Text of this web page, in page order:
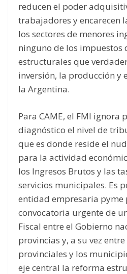
reducen el poder
trabajadores y encarecen
los sectores de menores
ninguno de los impuestos
estructurales que
inversión, la producción y
la Argentina.
Para CAME, el FMI ignora
diagnóstico el nivel de
que es donde reside el
para la actividad
los Ingresos Brutos y las
servicios municipales. Es
entidad empresaria pyme
convocatoria urgente de
Fiscal entre el Gobierno
provincias y, a su vez
provinciales y los
eje central la reforma